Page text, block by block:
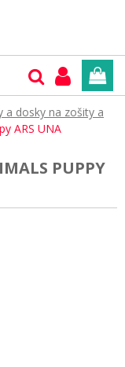
a dosky na zošity a
ARS UNA
PUPPY